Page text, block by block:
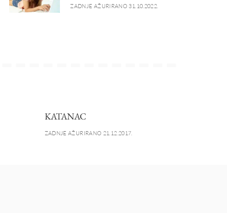
ZADNJE AŽURIRANO 31.10.2022.
KATANAC
ZADNJE AŽURIRANO 21.12.2017.